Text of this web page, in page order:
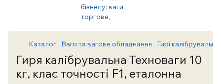
Каталог Ваги та вагове обладнання Гирі калібрувальні
Гиря калібрувальна Техноваги 10
кг, клас точності F1, еталонна